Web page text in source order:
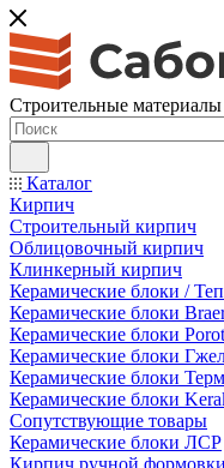
Строительные материалы
Каталог
Кирпич
Строительный кирпич
Облицовочный кирпич
Клинкерный кирпич
Керамические блоки /
Керамические блоки
Керамические блоки
Керамические блоки
Керамические блоки
Керамические блоки
Сопутствующие товары
Керамические блоки ЛСР
Кирпич ручной формовки